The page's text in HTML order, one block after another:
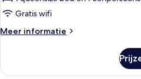
Gratis wifi
Meer informatie
Meer